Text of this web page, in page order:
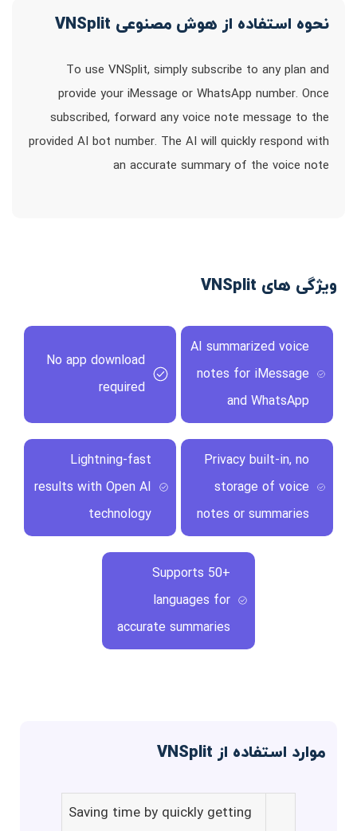
نحوه استفاده از هوش مصنوعی VNSplit
To use VNSplit, simply subscribe to any plan and
provide your iMessage or WhatsApp number. Once
subscribed, forward any voice note message to the
provided AI bot number. The AI will quickly respond with
an accurate summary of the voice note
ویژگی های VNSplit
AI summarized voice
notes for iMessage
and WhatsApp
No app download
required
Privacy built-in, no
storage of voice
notes or summaries
Lightning-fast
results with Open AI
technology
Supports 50+
languages for
accurate summaries
موارد استفاده از VNSplit
Saving time by quickly getting